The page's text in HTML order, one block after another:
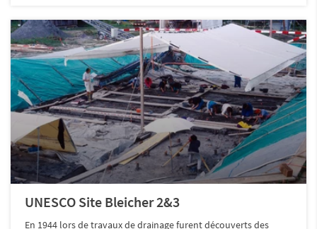
UNESCO Site Bleicher 2&3
En 1944 lors de travaux de drainage furent découverts des